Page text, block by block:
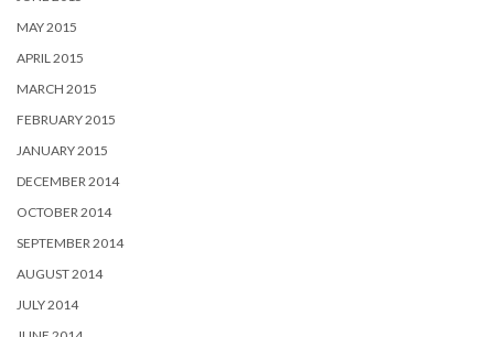
MAY 2015
APRIL 2015
MARCH 2015
FEBRUARY 2015
JANUARY 2015
DECEMBER 2014
OCTOBER 2014
SEPTEMBER 2014
AUGUST 2014
JULY 2014